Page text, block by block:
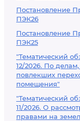
Постановление
ПЭК26
Постановление
ПЭК25
"Тематический
12/2026. По
повлекших
помещения"
"Тематический
11/2026. О
правами на